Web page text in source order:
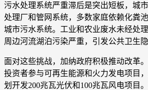
污水处理系统严重滞后是突出短板，城
处理厂和管网系统，多数家庭依赖化粪
城市污水系统。工业和农业废水未经处
周边河流湖泊污染严重，引发公共卫生隐
面对这些挑战，加纳政府积极推动改革
投资者参与可再生能源和火力发电项目
划开发200兆瓦光伏和100兆瓦风电项目